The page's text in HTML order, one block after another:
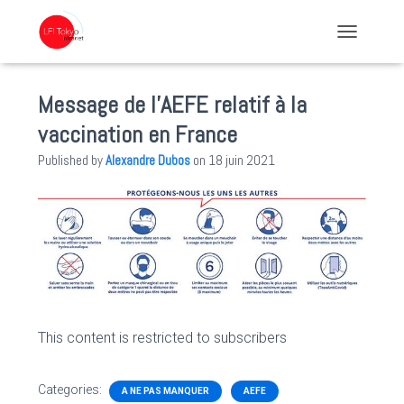
Message de l’AEFE relatif à la
vaccination en France
Published byAlexandre Dubos on 18 juin 2021
This content is restricted to subscribers
Categories: A NE PAS MANQUER AEFE